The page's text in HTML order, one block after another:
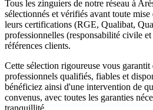
Tous les zinguiers de notre réseau à
sélectionnés et vérifiés avant toute
leurs certifications (RGE, Qualibat,
professionnelles (responsabilité civile
références clients.
Cette sélection rigoureuse vous
professionnels qualifiés, fiables et
bénéficiez ainsi d'une intervention de
convenus, avec toutes les garanties
tranquillité.